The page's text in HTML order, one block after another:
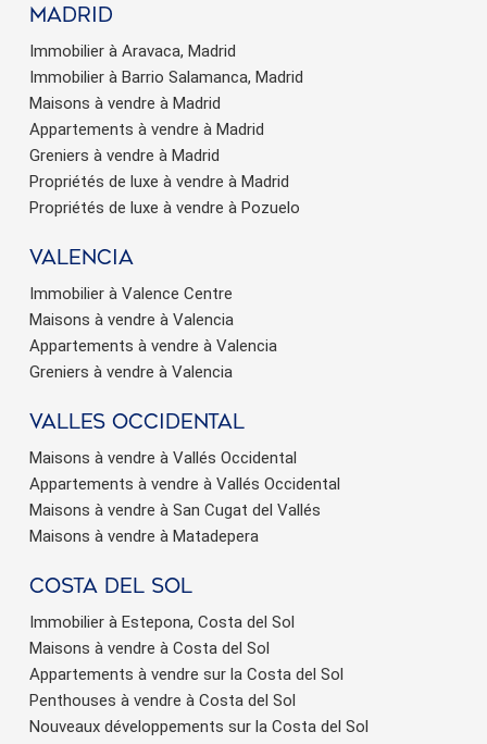
Madrid
Immobilier à Aravaca, Madrid
Immobilier à Barrio Salamanca, Madrid
Maisons à vendre à Madrid
Appartements à vendre à Madrid
Greniers à vendre à Madrid
Propriétés de luxe à vendre à Madrid
Propriétés de luxe à vendre à Pozuelo
valencia
Immobilier à Valence Centre
Maisons à vendre à Valencia
Appartements à vendre à Valencia
Greniers à vendre à Valencia
valles occidental
Maisons à vendre à Vallés Occidental
Appartements à vendre à Vallés Occidental
Maisons à vendre à San Cugat del Vallés
Maisons à vendre à Matadepera
Costa del sol
Immobilier à Estepona, Costa del Sol
Maisons à vendre à Costa del Sol
Appartements à vendre sur la Costa del Sol
Penthouses à vendre à Costa del Sol
Nouveaux développements sur la Costa del Sol